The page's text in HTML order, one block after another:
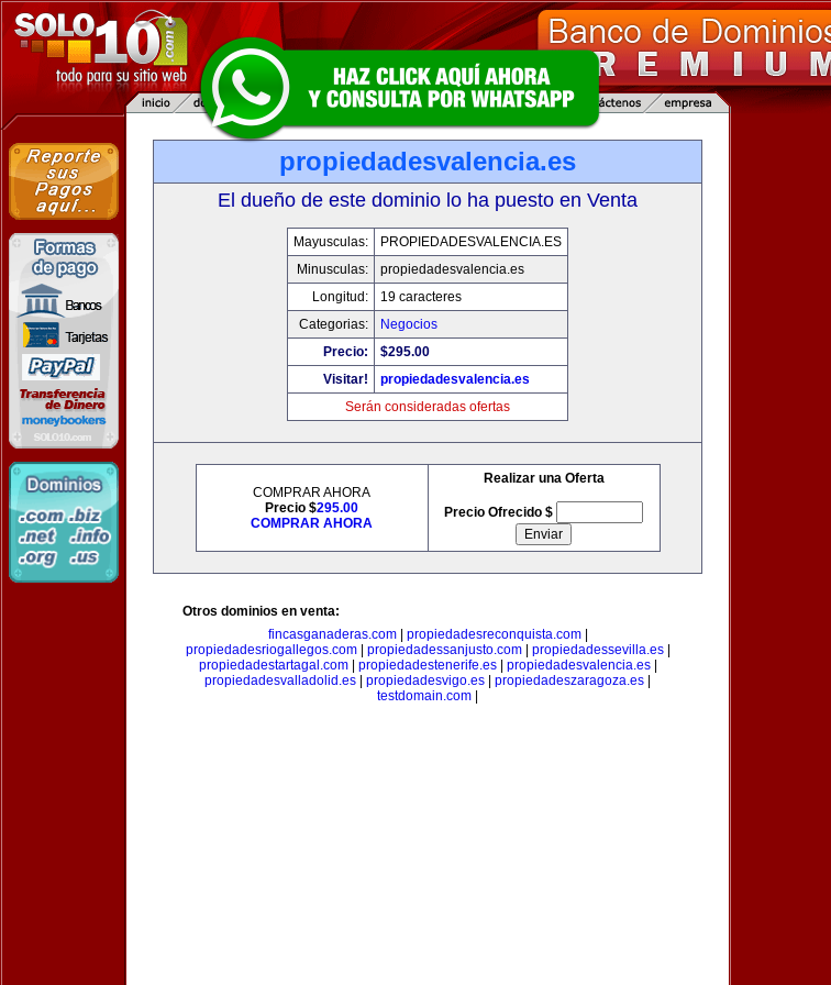
propiedadesvalencia.es
El dueño de este dominio lo ha puesto en Venta
Mayusculas:
PROPIEDADESVALENCIA.ES
Minusculas:
propiedadesvalencia.es
Longitud:
19 caracteres
Categorias:
Negocios
Precio:
$295.00
Visitar!
propiedadesvalencia.es
Serán consideradas ofertas
COMPRAR AHORA
Precio $295.00
COMPRAR AHORA
Realizar una Oferta
Precio Ofrecido $
Otros dominios en venta:
fincasganaderas.com| propiedadesreconquista.com|
propiedadesriogallegos.com| propiedadessanjusto.com| propiedadessevilla.es|
propiedadestartagal.com| propiedadestenerife.es| propiedadesvalencia.es|
propiedadesvalladolid.es
propiedadesvigo.es propiedadeszaragoza.es
testdomain.com